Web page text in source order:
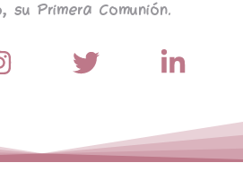
su Primera Comunión.